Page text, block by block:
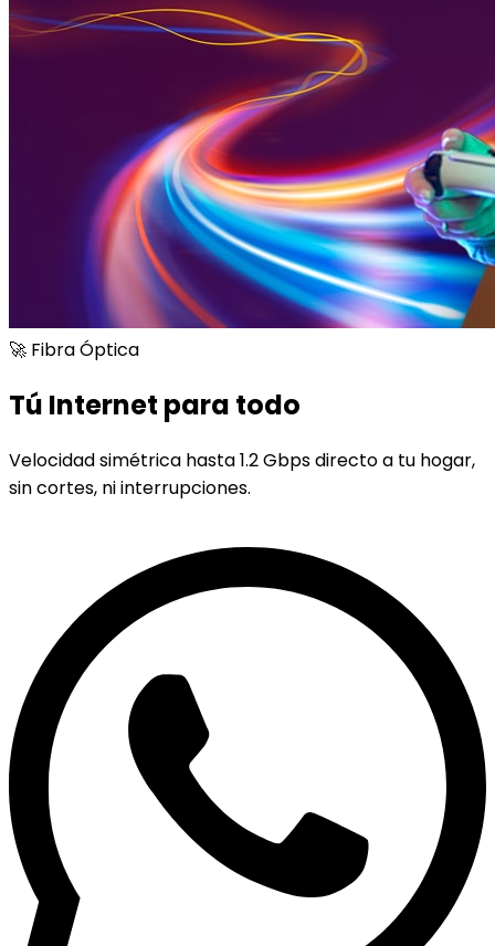
🚀 Fibra Óptica
Tú Internet para todo
Velocidad simétrica hasta 1.2 Gbps directo a tu hogar,
sin cortes, ni interrupciones.